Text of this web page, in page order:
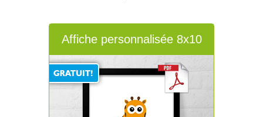
Affiche personnalisée 8x10